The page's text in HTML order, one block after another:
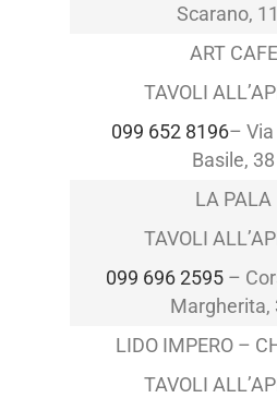
Scarano,
ART CAFE
TAVOLI
099 652 8196–
Basile, 38
LA PALA
TAVOLI
099 696 2595 –
Margherita,
LIDO IMPERO –
TAVOLI